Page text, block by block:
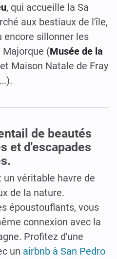
, qui accueille la Sa
aux bestiaux de l'île,
encore sillonner les
Majorque (Musée de la
Maison Natale de Fray
de beautés
et d'escapades
un véritable havre de
de la nature.
époustouflants, vous
connexion avec la
Profitez d'une
un airbnb à San Pedro